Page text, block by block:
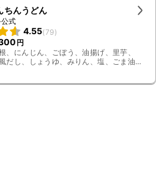
ちんうどん
式
4.55(79)
円
、にんじん、ごぼう、油揚げ、里芋、
だし、しょうゆ、みりん、塩、ごま油、